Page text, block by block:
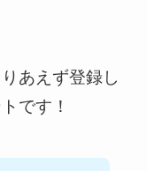
あえず登録し
です！